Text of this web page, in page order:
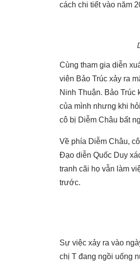
cách chi tiết vào năm
Cùng tham gia diễn
viên Bảo Trúc xảy ra
Ninh Thuận. Bảo
của mình nhưng khi
cô bị Diễm Châu bất
Về phía Diễm Châu,
Đạo diễn Quốc Duy
tranh cãi họ vẫn làm
trước.
Sự việc xảy ra vào
chị T đang ngồi uống